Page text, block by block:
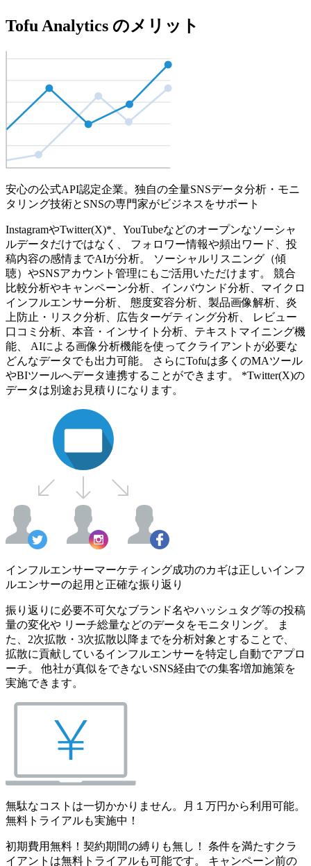
Tofu Analytics のメリット
安心の公式API認定企業。独自の全量SNSデータ分析・モニ
タリング技術とSNSの専門家がビジネスをサポート
InstagramやTwitter(X)*、YouTubeなどのオープンなソーシャ
ルデータだけではなく、 フォロワー情報や頻出ワード、投
稿内容の感情までAIが分析。 ソーシャルリスニング（傾
聴）やSNSアカウント管理にもご活用いただけます。 競合
比較分析やキャンペーン分析、インバウンド分析、マイクロ
インフルエンサー分析、 態度変容分析、製品画像解析、炎
上防止・リスク分析、広告ターゲティング分析、 レビュー
口コミ分析、本音・インサイト分析、テキストマイニング機
能、 AIによる画像分析機能を使ってクライアントが必要な
どんなデータでも出力可能。 さらにTofuは多くのMAツール
やBIツールへデータ連携することができます。 *Twitter(X)の
データは別途お見積りになります。
インフルエンサーマーケティング成功のカギは正しいインフ
ルエンサーの起用と正確な振り返り
振り返りに必要不可欠なブランド名やハッシュタグ等の投稿
量の変化や リーチ総量などのデータをモニタリング。 ま
た、2次拡散・3次拡散以降までを分析対象とすることで、
拡散に貢献しているインフルエンサーを特定し自動でアプロ
ーチ。 他社が真似をできないSNS経由での集客増加施策を
実施できます。
無駄なコストは一切かかりません。月１万円から利用可能。
無料トライアルも実施中！
初期費用無料！契約期間の縛りも無し！ 条件を満たすクラ
イアントは無料トライアルも可能です。 キャンペーン前の